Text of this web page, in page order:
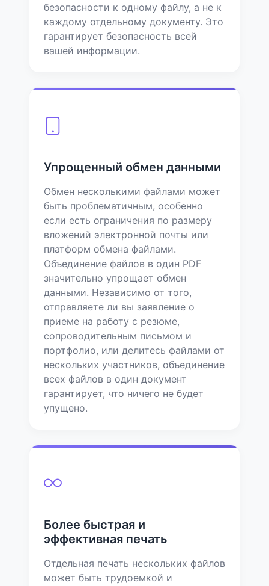
безопасности к одному файлу, а не к
каждому отдельному документу. Это
гарантирует безопасность всей
вашей информации.
Упрощенный обмен данными
Обмен несколькими файлами может
быть проблематичным, особенно
если есть ограничения по размеру
вложений электронной почты или
платформ обмена файлами.
Объединение файлов в один PDF
значительно упрощает обмен
данными. Независимо от того,
отправляете ли вы заявление о
приеме на работу с резюме,
сопроводительным письмом и
портфолио, или делитесь файлами от
нескольких участников, объединение
всех файлов в один документ
гарантирует, что ничего не будет
упущено.
Более быстрая и
эффективная печать
Отдельная печать нескольких файлов
может быть трудоемкой и